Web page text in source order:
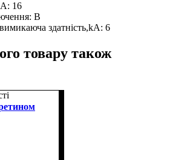
16
В
здатність,kA: 6
товару також